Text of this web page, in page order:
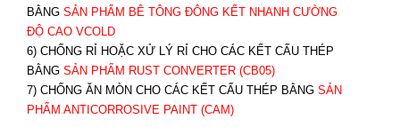
BẰNG SẢN PHẨM BÊ TÔNG ĐÔNG KẾT NHANH CƯỜNG
ĐỘ CAO VCOLD
6) CHỐNG RỈ HOẶC XỬ LÝ RỈ CHO CÁC KẾT CẤU THÉP
BẰNG SẢN PHẨM RUST CONVERTER (CB05)
7) CHỐNG ĂN MÒN CHO CÁC KẾT CẤU THÉP BẰNG SẢN
PHẨM ANTICORROSIVE PAINT (CAM)